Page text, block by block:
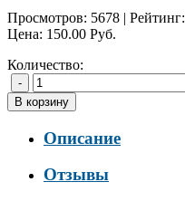
Просмотров: 5678 | Рейтинг:
Цена: 150.00 Руб.
Количество:
Описание
Отзывы